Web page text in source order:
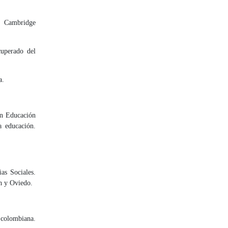
del
Educación
Sociales.
y Oviedo.